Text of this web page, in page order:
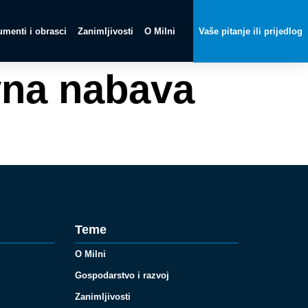
i obrasci Zanimljivosti O Milni Vaše pitanje ili prijedlog
nabava
Teme
O Milni
Gospodarstvo i razvoj
Zanimljivosti